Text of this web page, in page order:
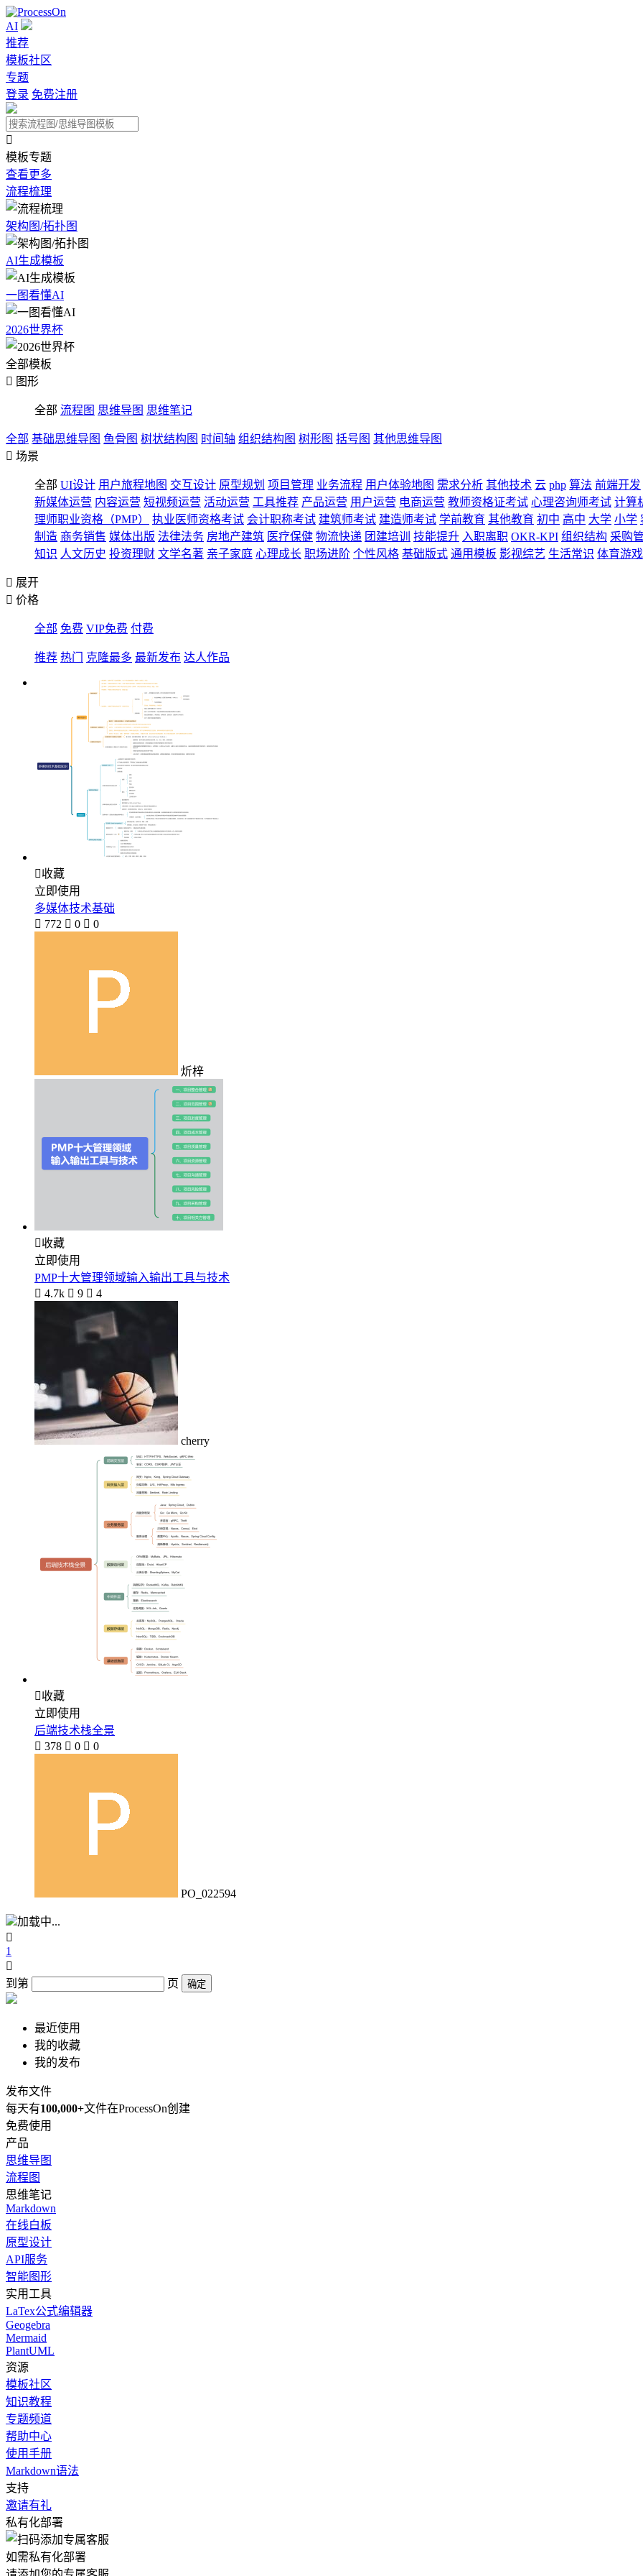
AI
推荐
模板社区
专题
登录 免费注册

模板专题
查看更多
流程梳理
架构图/拓扑图
AI生成模板
一图看懂AI
2026世界杯
全部模板
 图形
全部 流程图 思维导图 思维笔记
全部 基础思维导图 鱼骨图 树状结构图 时间轴 组织结构图 树形图 括号图 其他思维导图
 场景
全部 UI设计 用户旅程地图 交互设计 原型规划 项目管理 业务流程 用户体验地图 需求分析 其他技术 云 php 算法 前端开发
新媒体运营 内容运营 短视频运营 活动运营 工具推荐 产品运营 用户运营 电商运营 教师资格证考试 心理咨询师考试 计算
理师职业资格（PMP）
执业医师资格考试 会计职称考试 建筑师考试 建造师考试 学前教育 其他教育 初中 高中 大学 小学
制造 商务销售 媒体出版 法律法务 房地产建筑 医疗保健 物流快递 团建培训 技能提升 入职离职 OKR-KPI 组织结构 采购
知识 人文历史 投资理财 文学名著 亲子家庭 心理成长 职场进阶 个性风格 基础版式 通用模板 影视综艺 生活常识 体育游戏
 展开
 价格
全部 免费 VIP免费 付费
推荐 热门 克隆最多 最新发布 达人作品
收藏
立即使用
多媒体技术基础
 772  0  0
炘梓
收藏
立即使用
PMP十大管理领域输入输出工具与技术
 4.7k  9  4
cherry
收藏
立即使用
后端技术栈全景
 378  0  0
PO_022594
加载中...

1

到第
页 确定
最近使用
我的收藏
我的发布
发布文件
每天有100,000+文件在ProcessOn创建
免费使用
产品
思维导图
流程图
思维笔记
Markdown
在线白板
原型设计
API服务
智能图形
实用工具
LaTex公式编辑器
Geogebra
Mermaid
PlantUML
资源
模板社区
知识教程
专题频道
帮助中心
使用手册
Markdown语法
支持
邀请有礼
私有化部署
如需私有化部署